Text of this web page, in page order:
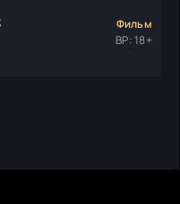
Фильм
ВР: 18+